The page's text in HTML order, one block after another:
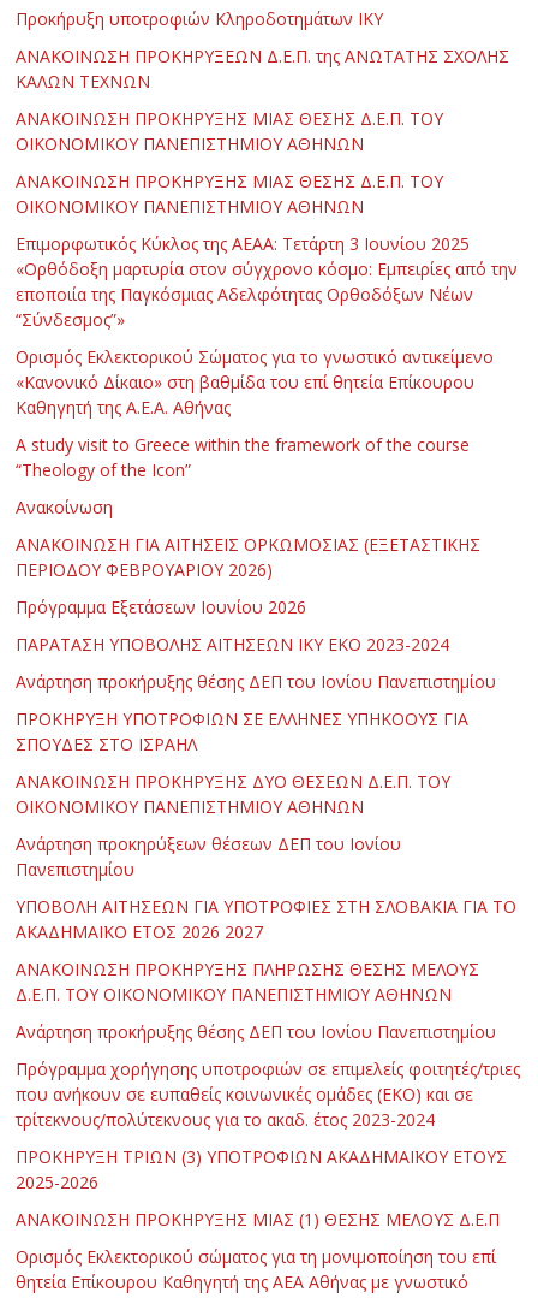
Προκήρυξη υποτροφιών Κληροδοτημάτων ΙΚΥ
ΑΝΑΚΟΙΝΩΣΗ ΠΡΟΚΗΡΥΞΕΩΝ Δ.Ε.Π. της ΑΝΩΤΑΤΗΣ ΣΧΟΛΗΣ
ΚΑΛΩΝ ΤΕΧΝΩΝ
ΑΝΑΚΟΙΝΩΣΗ ΠΡΟΚΗΡΥΞΗΣ ΜΙΑΣ ΘΕΣΗΣ Δ.Ε.Π. ΤΟΥ
ΟΙΚΟΝΟΜΙΚΟΥ ΠΑΝΕΠΙΣΤΗΜΙΟΥ ΑΘΗΝΩΝ
ΑΝΑΚΟΙΝΩΣΗ ΠΡΟΚΗΡΥΞΗΣ ΜΙΑΣ ΘΕΣΗΣ Δ.Ε.Π. ΤΟΥ
ΟΙΚΟΝΟΜΙΚΟΥ ΠΑΝΕΠΙΣΤΗΜΙΟΥ ΑΘΗΝΩΝ
Επιμορφωτικός Κύκλος της ΑΕΑΑ: Τετάρτη 3 Ιουνίου 2025
«Ορθόδοξη μαρτυρία στον σύγχρονο κόσμο: Εμπειρίες από την
εποποιία της Παγκόσμιας Αδελφότητας Ορθοδόξων Νέων
“Σύνδεσμος”»
Ορισμός Εκλεκτορικού Σώματος για το γνωστικό αντικείμενο
«Κανονικό Δίκαιο» στη βαθμίδα του επί θητεία Επίκουρου
Καθηγητή της Α.Ε.Α. Αθήνας
Α study visit to Greece within the framework of the course
“Theology of the Icon”
Ανακοίνωση
ΑΝΑΚΟΙΝΩΣΗ ΓΙΑ ΑΙΤΗΣΕΙΣ ΟΡΚΩΜΟΣΙΑΣ (ΕΞΕΤΑΣΤΙΚΗΣ
ΠΕΡΙΟΔΟΥ ΦΕΒΡΟΥΑΡΙΟΥ 2026)
Πρόγραμμα Εξετάσεων Ιουνίου 2026
ΠΑΡΑΤΑΣΗ ΥΠΟΒΟΛΗΣ ΑΙΤΗΣΕΩΝ ΙΚΥ ΕΚΟ 2023-2024
Ανάρτηση προκήρυξης θέσης ΔΕΠ του Ιονίου Πανεπιστημίου
ΠΡΟΚΗΡΥΞΗ ΥΠΟΤΡΟΦΙΩΝ ΣΕ ΕΛΛΗΝΕΣ ΥΠΗΚΟΟΥΣ ΓΙΑ
ΣΠΟΥΔΕΣ ΣΤΟ ΙΣΡΑΗΛ
ΑΝΑΚΟΙΝΩΣΗ ΠΡΟΚΗΡΥΞΗΣ ΔΥΟ ΘΕΣΕΩΝ Δ.Ε.Π. ΤΟΥ
ΟΙΚΟΝΟΜΙΚΟΥ ΠΑΝΕΠΙΣΤΗΜΙΟΥ ΑΘΗΝΩΝ
Ανάρτηση προκηρύξεων θέσεων ΔΕΠ του Ιονίου
Πανεπιστημίου
ΥΠΟΒΟΛΗ ΑΙΤΗΣΕΩΝ ΓΙΑ ΥΠΟΤΡΟΦΙΕΣ ΣΤΗ ΣΛΟΒΑΚΙΑ ΓΙΑ ΤΟ
ΑΚΑΔΗΜΑΪΚΟ ΕΤΟΣ 2026 2027
ΑΝΑΚΟΙΝΩΣΗ ΠΡΟΚΗΡΥΞΗΣ ΠΛΗΡΩΣΗΣ ΘΕΣΗΣ ΜΕΛΟΥΣ
Δ.Ε.Π. ΤΟΥ ΟΙΚΟΝΟΜΙΚΟΥ ΠΑΝΕΠΙΣΤΗΜΙΟΥ ΑΘΗΝΩΝ
Ανάρτηση προκήρυξης θέσης ΔΕΠ του Ιονίου Πανεπιστημίου
Πρόγραμμα χορήγησης υποτροφιών σε επιμελείς φοιτητές/τριες
που ανήκουν σε ευπαθείς κοινωνικές ομάδες (ΕΚΟ) και σε
τρίτεκνους/πολύτεκνους για το ακαδ. έτος 2023-2024
ΠΡΟΚΗΡΥΞΗ ΤΡΙΩΝ (3) ΥΠΟΤΡΟΦΙΩΝ ΑΚΑΔΗΜΑΪΚΟΥ ΕΤΟΥΣ
2025-2026
ΑΝΑΚΟΙΝΩΣΗ ΠΡΟΚΗΡΥΞΗΣ ΜΙΑΣ (1) ΘΕΣΗΣ ΜΕΛΟΥΣ Δ.Ε.Π
Ορισμός Εκλεκτορικού σώματος για τη μονιμοποίηση του επί
θητεία Επίκουρου Καθηγητή της ΑΕΑ Αθήνας με γνωστικό